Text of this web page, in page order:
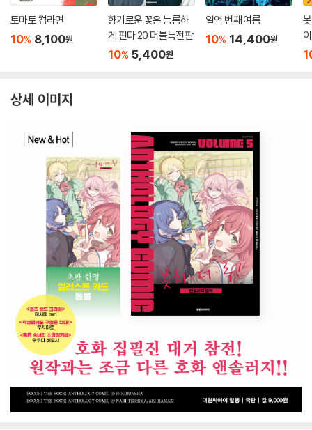
토마토 컵라면
10% 8,100원
향기로운 꽃은 늠름하
게 핀다 20 더블특전판
10% 5,400원
일억 번째 여름
10% 14,400원
5
상세 이미지